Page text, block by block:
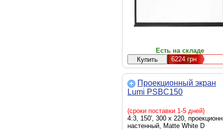
Есть на складе
6224 грн
Проекционный экран
Lumi PSBC150
(сроки поставки 1-5 дней)
4:3, 150', 300 x 220,
настенный, Matte White D